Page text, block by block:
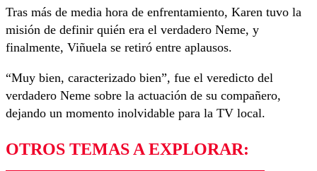
Tras más de media hora de enfrentamiento, Karen tuvo la
misión de definir quién era el verdadero Neme, y
finalmente, Viñuela se retiró entre aplausos.
“Muy bien, caracterizado bien”, fue el veredicto del
verdadero Neme sobre la actuación de su compañero,
dejando un momento inolvidable para la TV local.
OTROS TEMAS A EXPLORAR: